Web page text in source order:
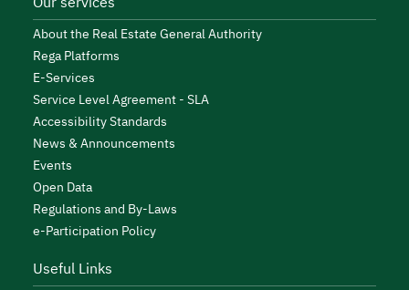
About the Real Estate General Authority
Rega Platforms
E-Services
Service Level Agreement - SLA
Accessibility Standards
News & Announcements
Events
Open Data
Regulations and By-Laws
e-Participation Policy
Useful Links